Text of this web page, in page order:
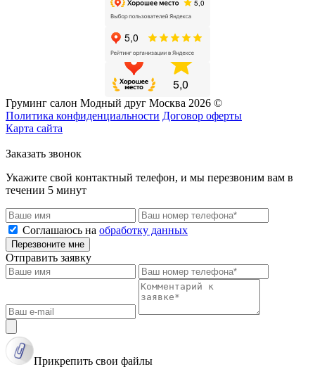
Груминг салон Модный друг Москва 2026 ©
Политика конфиденциальности Договор оферты
Карта сайта
Заказать звонок
Укажите свой контактный телефон, и мы перезвоним вам в
течении 5 минут
Соглашаюсь на обработку данных
Перезвоните мне
Отправить заявку
Прикрепить свои файлы